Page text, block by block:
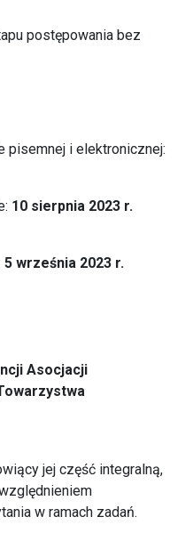
postępowania bez
pisemnej i elektronicznej:
10 sierpnia 2023 r.
5 września 2023 r.
Asocjacji
jej część integralną,
w ramach zadań.